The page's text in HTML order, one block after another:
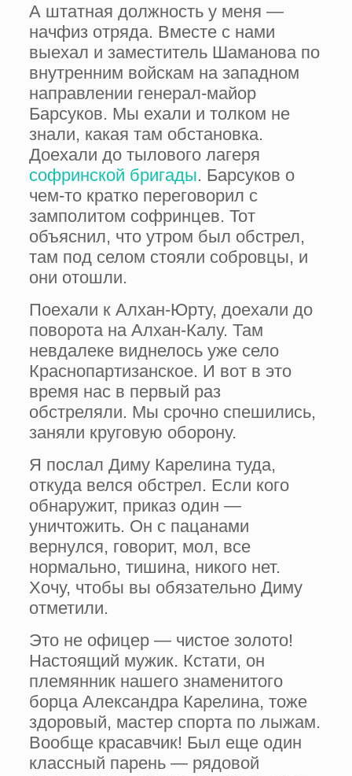
А штатная должность у меня —
начфиз отря­да. Вместе с нами
выехал и заместитель Ша­манова по
внутренним войскам на западном
направлении генерал-майор
Барсуков. Мы ехали и толком не
знали, какая там обстанов­ка.
Доехали до тылового лагеря
софринской бригады. Барсуков о
чем-то кратко перегово­рил с
замполитом софринцев. Тот
объяснил, что утром был обстрел,
там под селом стоя­ли собровцы, и
они отошли.
Поехали к Алхан-Юрту, доехали до
пово­рота на Алхан-Калу. Там
невдалеке видне­лось уже село
Краснопартизанское. И вот в это
время нас в первый раз
обстреляли. Мы срочно спешились,
заняли круговую оборону.
Я послал Диму Карелина туда,
откуда велся обстрел. Если кого
обнаружит, приказ один —
уничтожить. Он с пацанами
вернулся, гово­рит, мол, все
нормально, тишина, никого нет.
Хочу, чтобы вы обязательно Диму
отметили.
Это не офицер — чистое золото!
Настоящий мужик. Кстати, он
племянник нашего знаме­нитого
борца Александра Карелина, тоже
здоровый, мастер спорта по лыжам.
Вообще красавчик! Был еще один
классный парень — рядовой